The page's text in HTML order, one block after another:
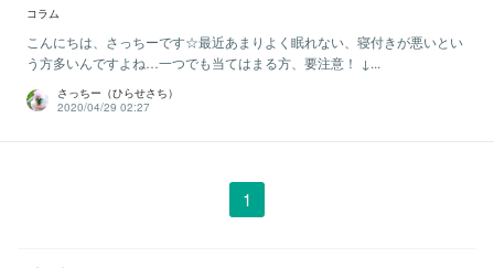
コラム
こんにちは、さっちーです☆最近あまりよく眠れない、寝付きが悪いとい
う方多いんですよね…一つでも当てはまる方、要注意！ ↓...
さっちー（ひらせさち）
2020/04/29 02:27
1